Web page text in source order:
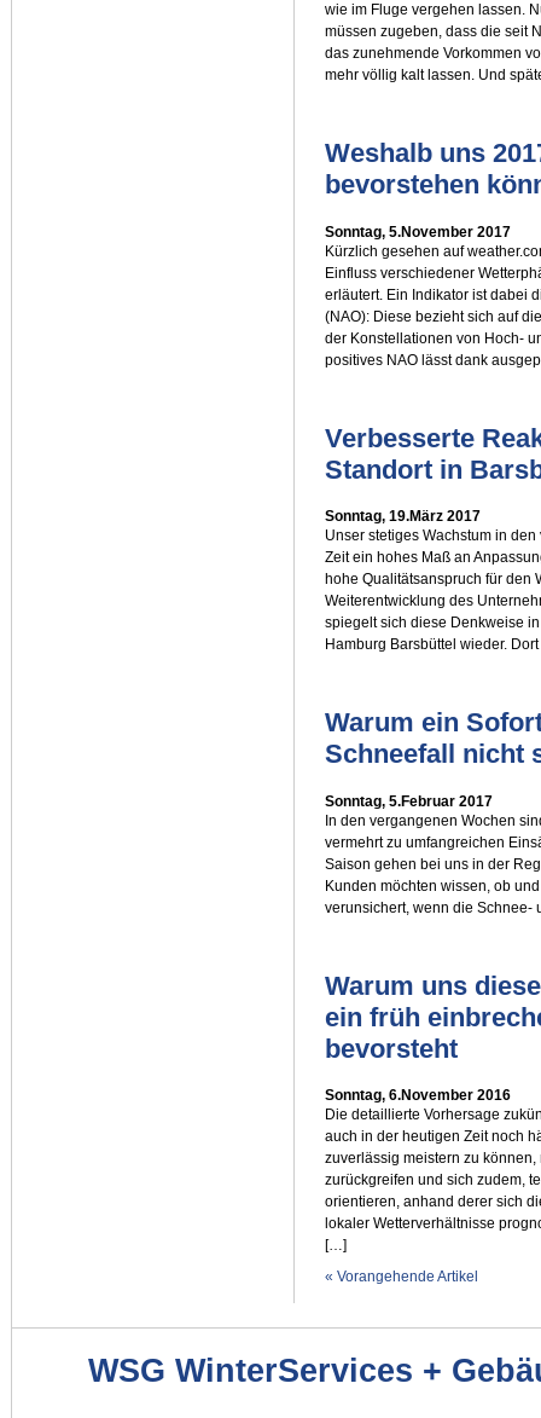
wie im Fluge vergehen lassen.
müssen zugeben, dass die seit
das zunehmende Vorkommen
mehr völlig kalt lassen. Und
Weshalb uns
bevorstehen
Sonntag, 5.November 2017
Kürzlich gesehen auf
Einfluss verschiedener
erläutert. Ein Indikator ist dabei
(NAO): Diese bezieht sich auf
der Konstellationen von Hoch-
positives NAO lässt dank
Verbesserte
Standort in
Sonntag, 19.März 2017
Unser stetiges Wachstum in
Zeit ein hohes Maß an
hohe Qualitätsanspruch für den
Weiterentwicklung des
spiegelt sich diese Denkweise
Hamburg Barsbüttel wieder.
Warum ein
Schneefall nicht
Sonntag, 5.Februar 2017
In den vergangenen Wochen
vermehrt zu umfangreichen
Saison gehen bei uns in der
Kunden möchten wissen, ob
verunsichert, wenn die
Warum uns
ein früh
bevorsteht
Sonntag, 6.November 2016
Die detaillierte Vorhersage
auch in der heutigen Zeit noch
zuverlässig meistern zu
zurückgreifen und sich zudem,
orientieren, anhand derer sich
lokaler Wetterverhältnisse
[…]
« Vorangehende Artikel
WSG WinterServices +